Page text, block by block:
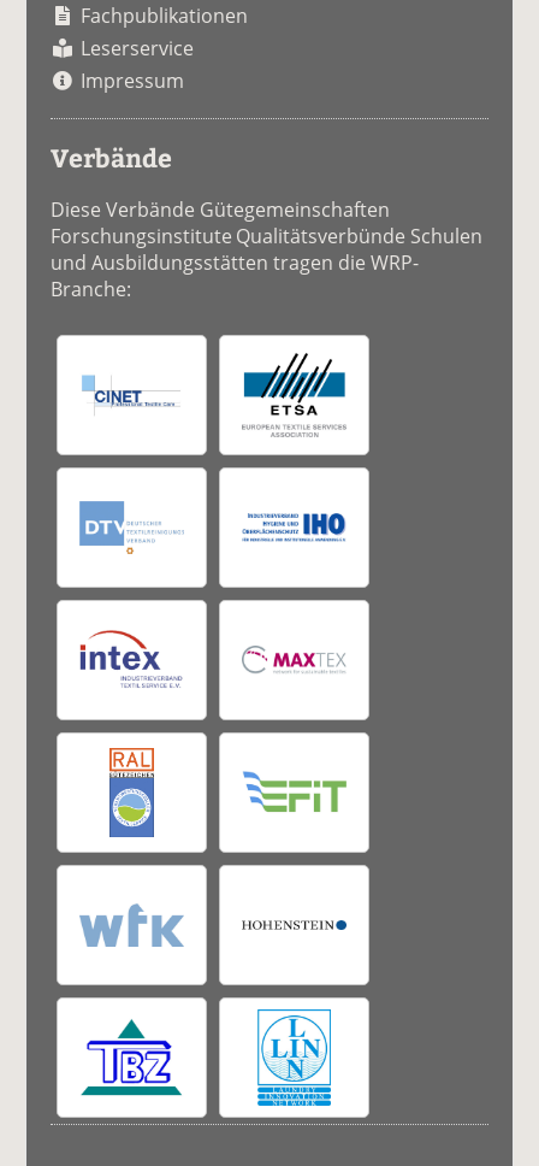
Fachpublikationen
Leserservice
Impressum
Verbände
Diese Verbände Gütegemeinschaften
Forschungsinstitute Qualitätsverbünde Schulen
und Ausbildungsstätten tragen die WRP-
Branche: